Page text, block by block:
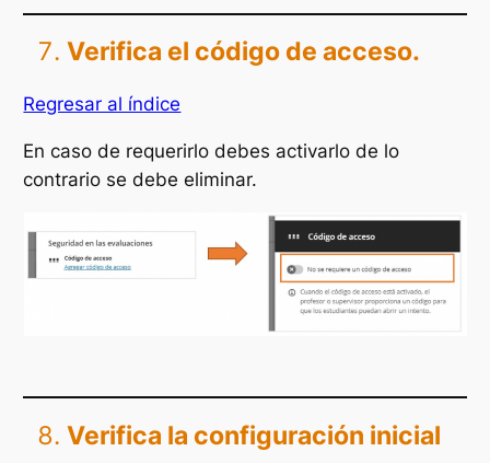
Verifica el código de acceso.
Regresar al índice
En caso de requerirlo debes activarlo de lo
contrario se debe eliminar.
Verifica la configuración inicial